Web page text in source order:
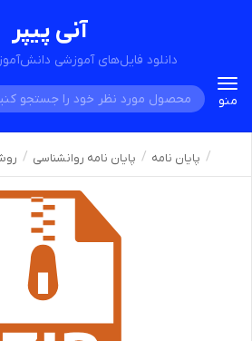
آنی پیپر
دانلود فایل‌های آموزشی
Toggle
navigation
منو
پایان نامه پایان نامه روانشناسی